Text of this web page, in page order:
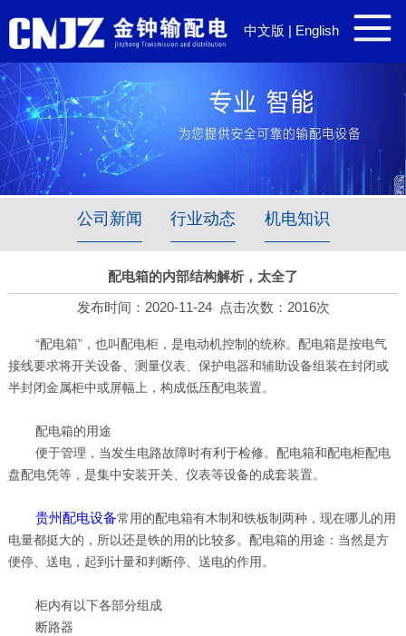
中文版 | English
公司新闻 行业动态 机电知识
配电箱的内部结构解析，太全了
发布时间：2020-11-24点击次数：2016次
“配电箱”，也叫配电柜，是电动机控制的统称。配电箱是按电气
接线要求将开关设备、测量仪表、保护电器和辅助设备组装在封闭或
半封闭金属柜中或屏幅上，构成低压配电装置。
配电箱的用途
便于管理，当发生电路故障时有利于检修。配电箱和配电柜配电
盘配电凭等，是集中安装开关、仪表等设备的成套装置。
贵州配电设备常用的配电箱有木制和铁板制两种，现在哪儿的用
电量都挺大的，所以还是铁的用的比较多。配电箱的用途：当然是方
便停、送电，起到计量和判断停、送电的作用。
柜内有以下各部分组成
断路器